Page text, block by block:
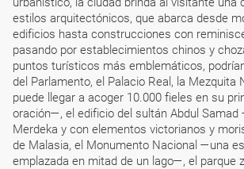
estilos arquitectónicos, que abarca desde
edificios hasta construcciones con
pasando por establecimientos chinos y
puntos turísticos más emblemáticos,
del Parlamento, el Palacio Real, la Mezquita
puede llegar a acoger 10.000 fieles en su
oración—, el edificio del sultán Abdul Samad
Merdeka y con elementos victorianos y
de Malasia, el Monumento Nacional —una
emplazada en mitad de un lago—, el parque